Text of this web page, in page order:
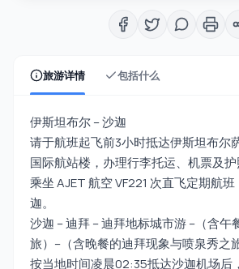
旅游详情 包括什么
伊斯坦布尔 – 沙迦
请于航班起飞前3小时抵达伊斯坦布尔
国际航站楼，办理行李托运、机票及护
乘坐 AJET 航空 VF221 次直飞定期航
迦。
沙迦 – 迪拜 – 迪拜地标城市游 –（含午
旅）–（含晚餐的迪拜现象与喷泉秀之
按当地时间凌晨02:35抵达沙迦机场后